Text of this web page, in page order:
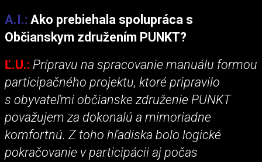
A.I.: Ako prebiehala spolupráca s
Občianskym združením PUNKT?
Ľ.U.: Prípravu na spracovanie manuálu formou
participačného projektu, ktoré pripravilo
s obyvateľmi občianske združenie PUNKT
považujem za dokonalú a mimoriadne
komfortnú. Z toho hľadiska bolo logické
pokračovanie v participácii aj počas